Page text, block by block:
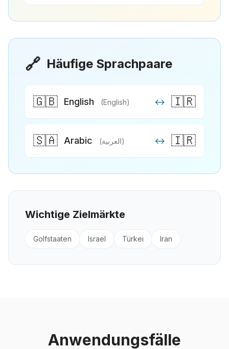
🔗 Häufige Sprachpaare
🇬🇧 English (English) ↔ 🇮🇷
🇸🇦 Arabic (العربية) ↔ 🇮🇷
Wichtige Zielmärkte
Golfstaaten Israel Türkei Iran
Anwendungsfälle